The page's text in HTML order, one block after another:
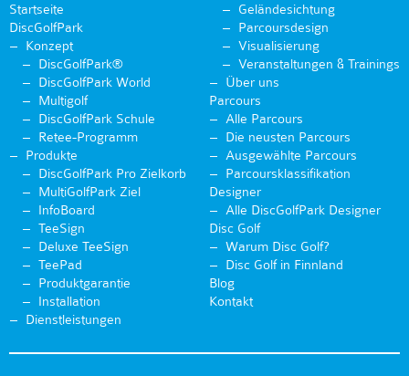
Startseite
DiscGolfPark
Konzept
DiscGolfPark®
DiscGolfPark World
Multigolf
DiscGolfPark Schule
Retee-Programm
Produkte
DiscGolfPark Pro Zielkorb
MultiGolfPark Ziel
InfoBoard
TeeSign
Deluxe TeeSign
TeePad
Produktgarantie
Installation
Dienstleistungen
Geländesichtung
Parcoursdesign
Visualisierung
Veranstaltungen & Trainings
Über uns
Parcours
Alle Parcours
Die neusten Parcours
Ausgewählte Parcours
Parcoursklassifikation
Designer
Alle DiscGolfPark Designer
Disc Golf
Warum Disc Golf?
Disc Golf in Finnland
Blog
Kontakt